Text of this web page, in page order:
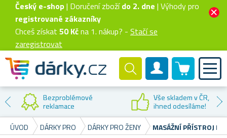
Český e-shop| Doručení zbožído 2. dne | Výhody pro
registrované zákazníky
Chceš získat 50 Kčna 1. nákup? - Stačí se
zaregistrovat
Zákaznický účet
0 produktů
Bezproblémové
reklamace
Vše skladem v ČR,
ihned odesíláme!
ÚVOD
DÁRKY PRO DÁRKY PRO ŽENY MASÁŽNÍ PŘÍSTROJ